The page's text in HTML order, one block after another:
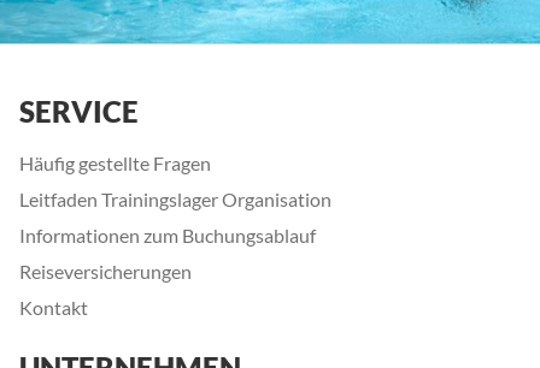
SERVICE
Häufig gestellte Fragen
Leitfaden Trainingslager Organisation
Informationen zum Buchungsablauf
Reiseversicherungen
Kontakt